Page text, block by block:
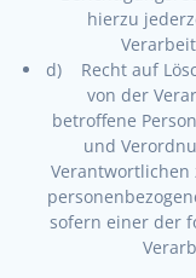
hierzu
d) Recht auf
von der
betroffene
und
Verantwortlichen
sofern einer der